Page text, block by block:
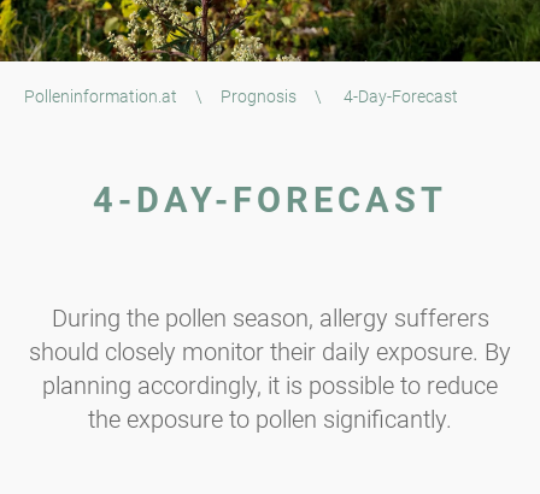
Polleninformation.at \ Prognosis \ 4-Day-Forecast
4-DAY-FORECAST
During the pollen season, allergy sufferers
should closely monitor their daily exposure. By
planning accordingly, it is possible to reduce
the exposure to pollen significantly.